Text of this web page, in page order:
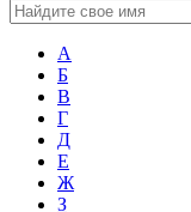
А
Б
В
Г
Д
Е
Ж
З